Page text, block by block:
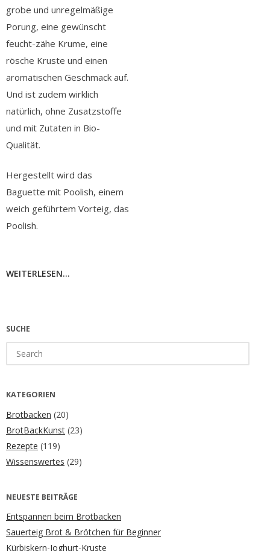
grobe und unregelmäßige
Porung, eine gewünscht
feucht-zähe Krume, eine
rösche Kruste und einen
aromatischen Geschmack auf.
Und ist zudem wirklich
natürlich, ohne Zusatzstoffe
und mit Zutaten in Bio-
Qualität.
Hergestellt wird das
Baguette mit Poolish, einem
weich geführtem Vorteig, das
Poolish.
WEITERLESEN...
SUCHE
for:
KATEGORIEN
Brotbacken (20)
BrotBackKunst (23)
Rezepte (119)
Wissenswertes (29)
NEUESTE BEITRÄGE
Entspannen beim Brotbacken
Sauerteig Brot & Brötchen für Beginner
Kürbiskern-Joghurt-Kruste